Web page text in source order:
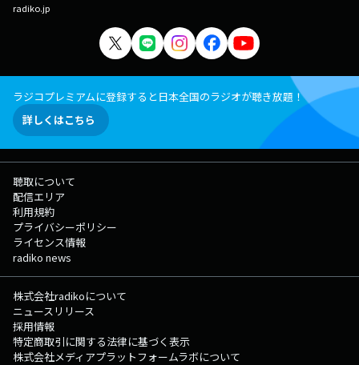
radiko.jp
ラジコプレミアムに登録すると日本全国のラジオが聴き放題！
詳しくはこちら
聴取について
配信エリア
利用規約
プライバシーポリシー
ライセンス情報
radiko news
株式会社radikoについて
ニュースリリース
採用情報
特定商取引に関する法律に基づく表示
株式会社メディアプラットフォームラボについて